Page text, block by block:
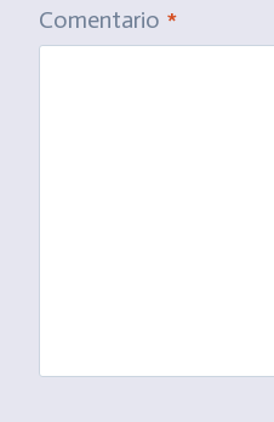
Comentario *